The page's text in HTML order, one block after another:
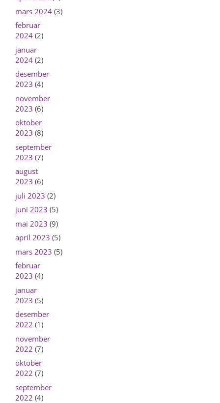
mars 2024(3)
februar
2024(2)
januar
2024(2)
desember
2023 (4)
november
2023 (6)
oktober
2023 (8)
september
2023 (7)
august
2023 (6)
juli 2023 (2)
juni 2023 (5)
mai 2023 (9)
april 2023 (5)
mars 2023 (5)
februar
2023 (4)
januar
2023 (5)
desember
2022 (1)
november
2022 (7)
oktober
2022 (7)
september
2022 (4)